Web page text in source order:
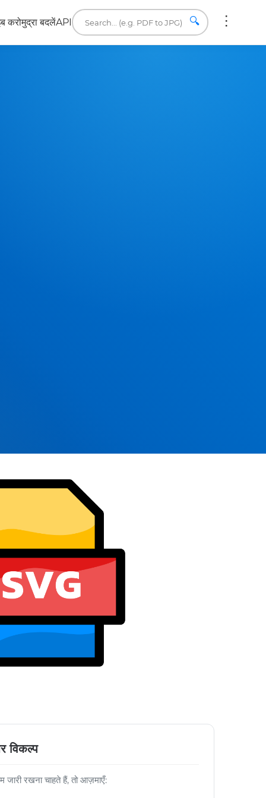
करोमुद्रा बदलेंAPI 🔍
विकल्प
रखना चाहते हैं, तो आज़माएँ: